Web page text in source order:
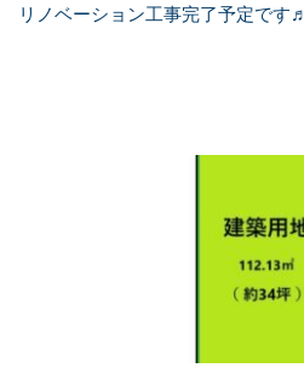
リノベーション工事完了予定です♬